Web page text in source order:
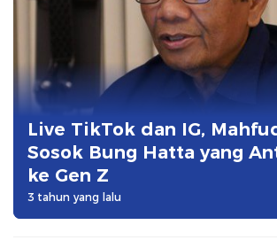
Live TikTok dan IG,
Sosok Bung Hatta yang
ke Gen Z
3 tahun yang lalu